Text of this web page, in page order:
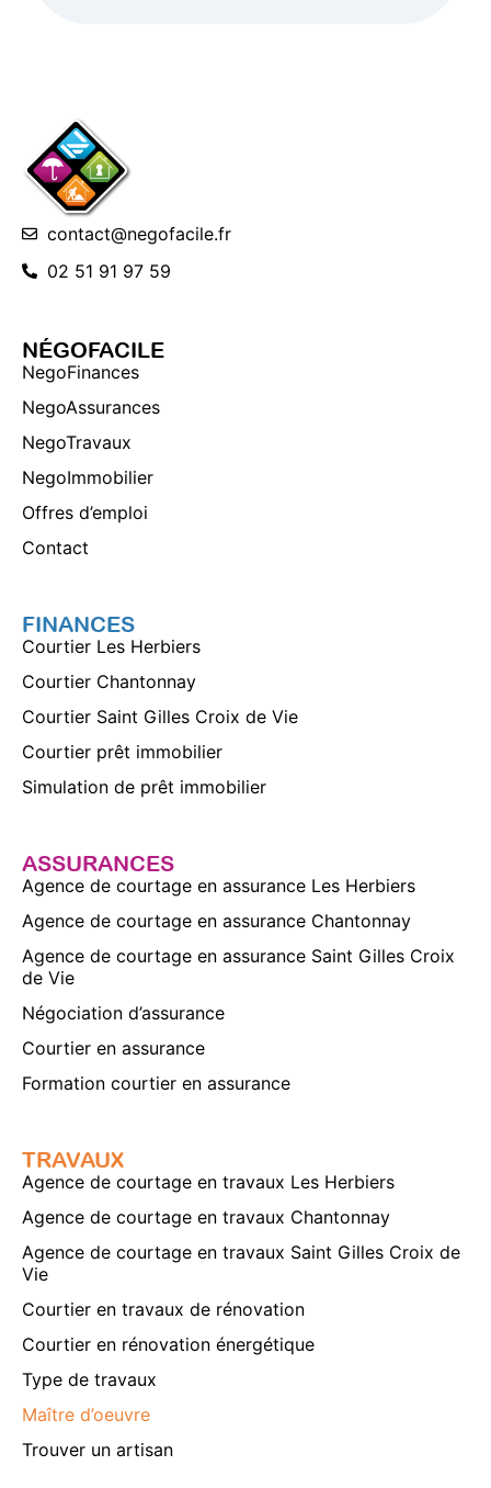
contact@negofacile.fr
02 51 91 97 59
NÉGOFACILE
NegoFinances
NegoAssurances
NegoTravaux
NegoImmobilier
Offres d’emploi
Contact
FINANCES
Courtier Les Herbiers
Courtier Chantonnay
Courtier Saint Gilles Croix de Vie
Courtier prêt immobilier
Simulation de prêt immobilier
ASSURANCES
Agence de courtage en assurance Les Herbiers
Agence de courtage en assurance Chantonnay
Agence de courtage en assurance Saint Gilles Croix
de Vie
Négociation d’assurance
Courtier en assurance
Formation courtier en assurance
TRAVAUX
Agence de courtage en travaux Les Herbiers
Agence de courtage en travaux Chantonnay
Agence de courtage en travaux Saint Gilles Croix de
Vie
Courtier en travaux de rénovation
Courtier en rénovation énergétique
Type de travaux
Maître d’oeuvre
Trouver un artisan